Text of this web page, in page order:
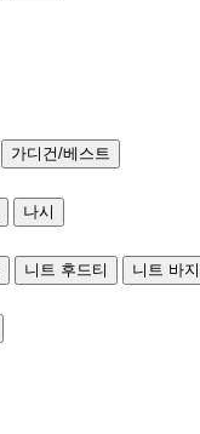
가디건/베스트
나시
니트 후드티
니트 바지